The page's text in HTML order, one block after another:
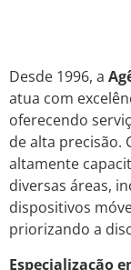
Desde 1996, a
atua com
oferecendo
de alta precisão.
altamente
diversas áreas,
dispositivos
priorizando a
Especialização